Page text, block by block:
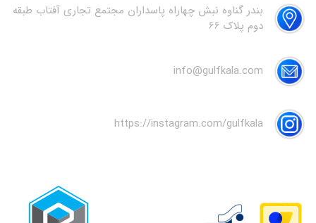
بندر گناوه نبش چهاراه پاسداران مجتمع تجاری آفتاب طبقه
دوم پلاک 66
info@gulfkala.com
https://instagram.com/gulfkala